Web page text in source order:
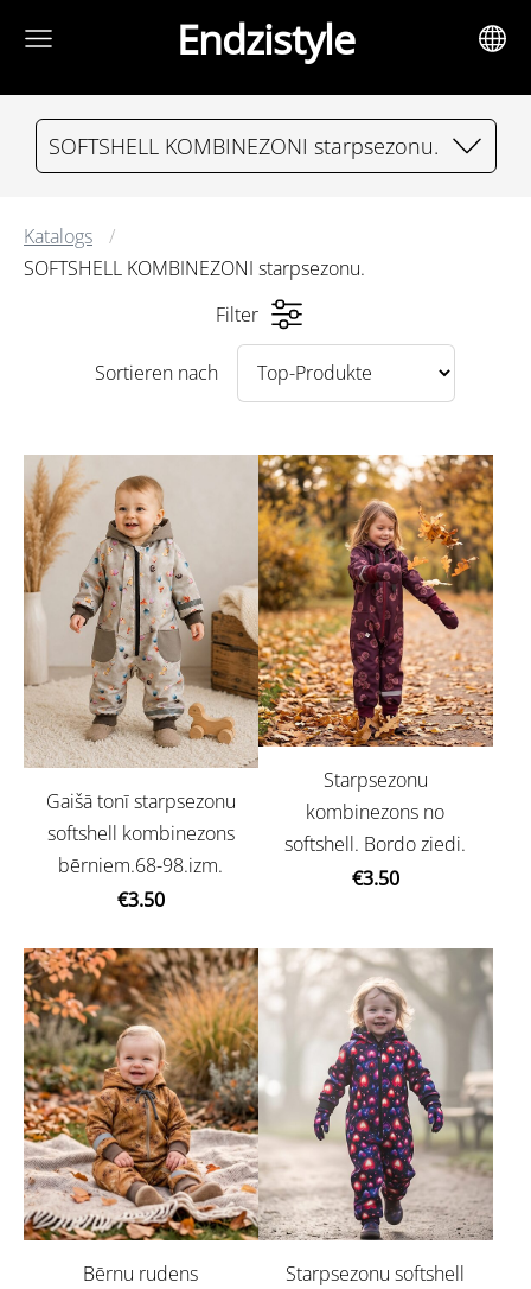
Endzistyle
SOFTSHELL KOMBINEZONI starpsezonu.
Katalogs
SOFTSHELL KOMBINEZONI starpsezonu.
Filter
Sortieren nach
Gaišā tonī starpsezonu
softshell kombinezons
bērniem.68-98.izm.
€3.50
Starpsezonu
kombinezons no
softshell. Bordo ziedi.
€3.50
Bērnu rudens
Starpsezonu softshell